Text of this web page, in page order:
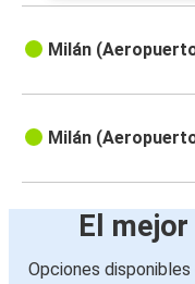
Milán
Milán
El
Opciones